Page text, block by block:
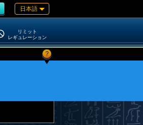
日本語
リミット
レギュレーション
?